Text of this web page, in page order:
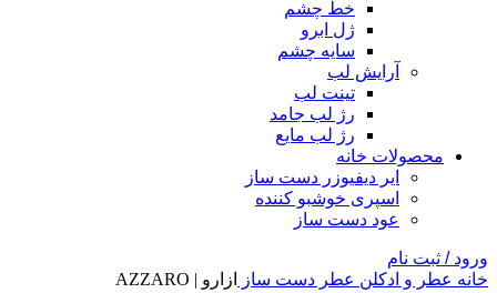
خط چشم
ژل ابرو
سایه چشم
آرایش لب
تینت لب
رژ لب جامد
رژ لب مایع
محصولات خانه
ایر دیفیوزر دست ساز
اسپری خوشبو کننده
عود دست ساز
ورود / ثبت نام
خانه عطر و ادکلن عطر دست ساز
ازارو | AZZARO